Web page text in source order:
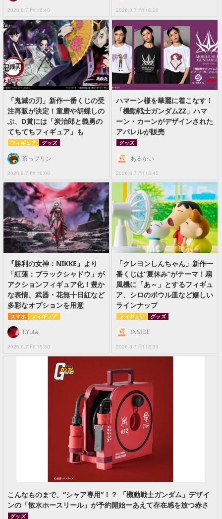
2026.8.7 Fri 16:40 2026.8.7 Fri 16:20
「鬼滅の刃」新作一番くじの受
注再販が決定！童磨や胡蝶しの
ぶ、D賞には「炭治郎と義勇の
てちてちフィギュア」も
フィギュア グッズ
2026.8.7 Fri 16:00
茶っプリン
ハマーン様を華麗に着こなす！
「機動戦士ガンダムZZ」ハマ
ーン・カーンがデザインされた
アパレルが販売
グッズ
2026.8.7 Fri 15:45
あるかい
『勝利の女神：NIKKE』より
「紅蓮：ブラックシャドウ」が
アクションフィギュア化！豊か
な表情、武器・花無十日紅など
多彩なオプションを用意
スマホ フィギュア
2026.8.7 Fri 15:30
T.Yuta
「クレヨンしんちゃん」新作一
番くじは“夏休み”がテーマ！扇
風機に「あ～」とするフィギュ
ア、シロのボウル皿など嬉しい
ラインナップ
フィギュア グッズ
2026.8.7 Fri 12:30
INSIDE
こんなものまで、“シャア専用”！？ 「機動戦士ガンダム」デザイ
ンの「散水ホースリール」が予約開始ーあえて存在感を放つ赤さ
グッズ